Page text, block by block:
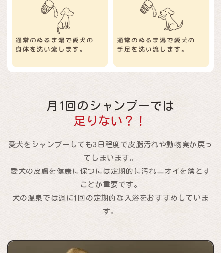
月1回のシャンプーでは
足りない？！
愛犬をシャンプーしても3日程度で皮脂汚れや動物臭が戻っ
てしまいます。
愛犬の皮膚を健康に保つには定期的に汚れニオイを落とす
ことが重要です。
犬の温泉では週に1回の定期的な入浴をおすすめしていま
す。